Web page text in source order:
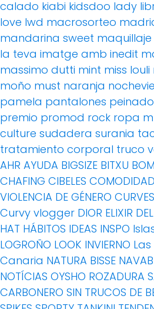
calado kiabi kidsdoo lady
love lwd macrosorteo
mandarina sweet maquillaje
la teva imatge amb inedit
massimo dutti mint miss louli
moño must naranja
pamela pantalones
premio promod rock ropa
culture sudadera surania
tratamiento corporal truco
AHR AYUDA BIGSIZE BITXU
CHAFING CIBELES COMODIDAD
VIOLENCIA DE GÉNERO CURVES
Curvy vlogger DIOR ELIXIR
HAT HÁBITOS IDEAS INSPO
LOGROÑO LOOK INVIERNO
Canaria NATURA BISSE
NOTÍCIAS OYSHO ROZADURA
CARBONERO SIN TRUCOS DE